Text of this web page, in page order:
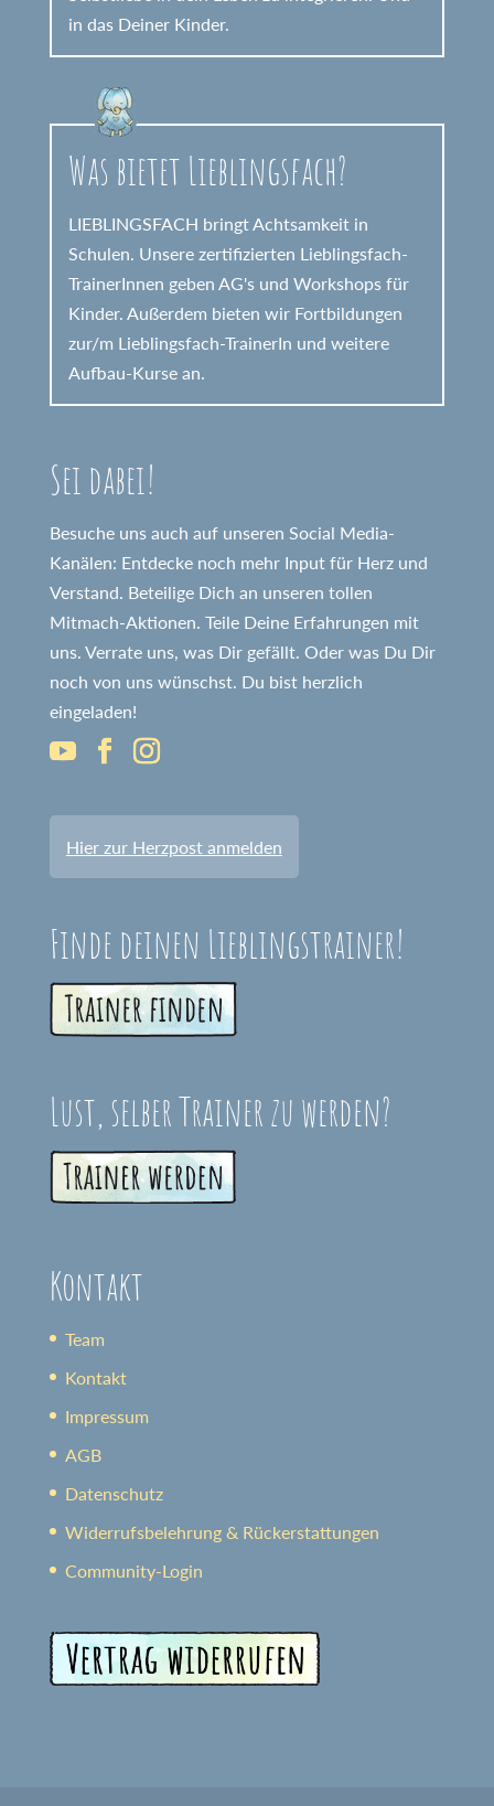
in das Deiner Kinder.
Was bietet Lieblingsfach?
LIEBLINGSFACH bringt Achtsamkeit in
Schulen. Unsere zertifizierten Lieblingsfach-
TrainerInnen geben AG's und Workshops für
Kinder. Außerdem bieten wir Fortbildungen
zur/m Lieblingsfach-TrainerIn und weitere
Aufbau-Kurse an.
Sei dabei!
Besuche uns auch auf unseren Social Media-
Kanälen: Entdecke noch mehr Input für Herz und
Verstand. Beteilige Dich an unseren tollen
Mitmach-Aktionen. Teile Deine Erfahrungen mit
uns. Verrate uns, was Dir gefällt. Oder was Du Dir
noch von uns wünschst. Du bist herzlich
eingeladen!
Hier zur Herzpost anmelden
Finde deinen Lieblingstrainer!
Lust, selber Trainer zu werden?
Kontakt
Team
Kontakt
Impressum
AGB
Datenschutz
Widerrufsbelehrung & Rückerstattungen
Community-Login